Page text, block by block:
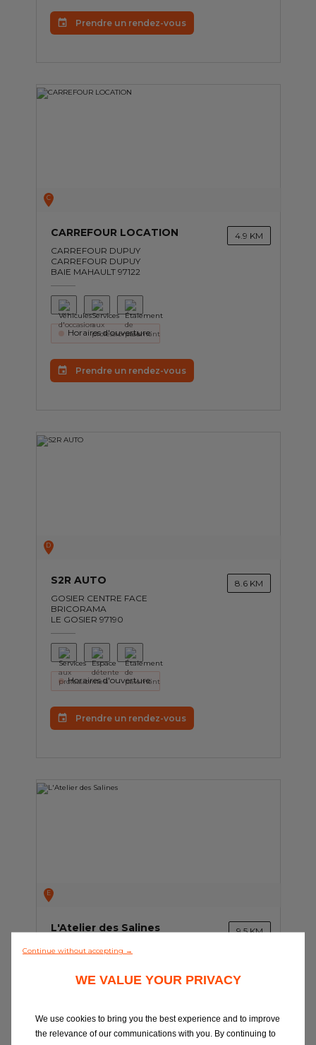
Prendre un rendez-vous
C
CARREFOUR LOCATION
CARREFOUR DUPUY
CARREFOUR DUPUY
BAIE MAHAULT 97122
4.9 KM
Horaires d'ouverture:
Prendre un rendez-vous
D
S2R AUTO
GOSIER CENTRE FACE
BRICORAMA
LE GOSIER 97190
8.6 KM
Horaires d'ouverture:
Prendre un rendez-vous
E
L'Atelier des Salines
LES SALINES BELLEVEUE SUD
LE GOSIER 97190
9.5 KM
Horaires d'ouverture:
Continue without accepting →
WE VALUE YOUR PRIVACY
We use cookies to bring you the best experience and to improve
the relevance of our communications with you. By continuing to